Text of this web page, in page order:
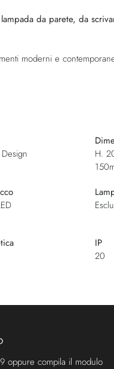
lampada da parete, da
moderni e
H.
IP
20
oppure compila il modulo